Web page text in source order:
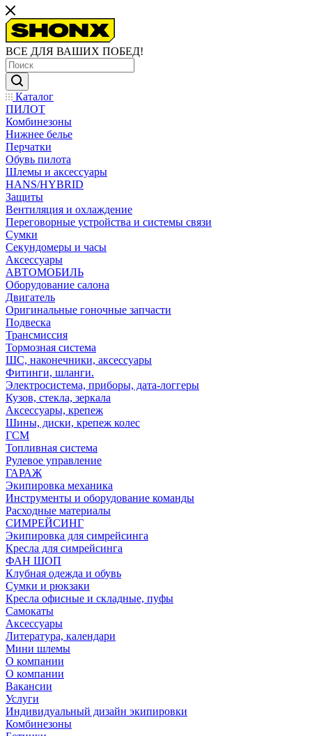
ВСЕ ДЛЯ ВАШИХ ПОБЕД!
Каталог
ПИЛОТ
Комбинезоны
Нижнее белье
Перчатки
Обувь пилота
Шлемы и аксессуары
HANS/HYBRID
Защиты
Вентиляция и охлаждение
Переговорные устройства и системы связи
Сумки
Секундомеры и часы
Аксессуары
АВТОМОБИЛЬ
Оборудование салона
Двигатель
Оригинальные гоночные запчасти
Подвеска
Трансмиссия
Тормозная система
ШС, наконечники, аксессуары
Фитинги, шланги.
Электросистема, приборы, дата-логгеры
Кузов, стекла, зеркала
Аксессуары, крепеж
Шины, диски, крепеж колес
ГСМ
Топливная система
Рулевое управление
ГАРАЖ
Экипировка механика
Инструменты и оборудование команды
Расходные материалы
СИМРЕЙСИНГ
Экипировка для симрейсинга
Кресла для симрейсинга
ФАН ШОП
Клубная одежда и обувь
Сумки и рюкзаки
Кресла офисные и складные, пуфы
Самокаты
Аксессуары
Литература, календари
Мини шлемы
О компании
О компании
Вакансии
Услуги
Индивидуальный дизайн экипировки
Комбинезоны